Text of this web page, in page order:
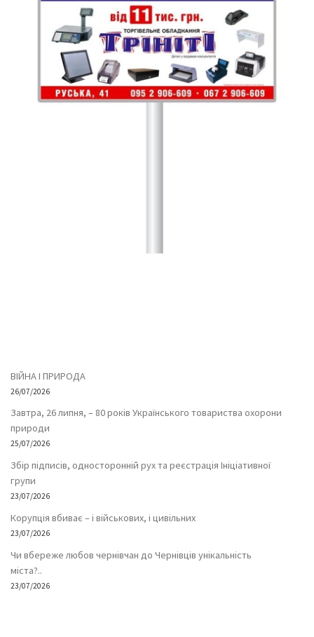
ВІЙНА І ПРИРОДА
26/07/2026
Завтра, 26 липня, – 80 років Українського товариства охорони
природи
25/07/2026
Збір підписів, односторонній рух та реєстрація Ініціативної
групи
23/07/2026
Корупція вбиває – і військових, і цивільних
23/07/2026
Чи вбереже любов чернівчан до Чернівців унікальність
міста?..
23/07/2026